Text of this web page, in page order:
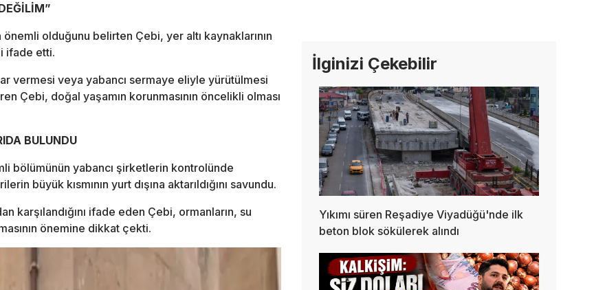
DEĞİLİM”
olduğunu belirten Çebi, yer altı kaynaklarının
ifade etti.
vermesi veya yabancı sermaye eliyle yürütülmesi
Çebi, doğal yaşamın korunmasının öncelikli olması
BULUNDU
bölümünün yabancı şirketlerin kontrolünde
büyük kısmının yurt dışına aktarıldığını savundu.
karşılandığını ifade eden Çebi, ormanların, su
önemine dikkat çekti.
İlginizi Çekebilir
Yıkımı süren Reşadiye Viyadüğü'nde ilk
beton blok sökülerek alındı